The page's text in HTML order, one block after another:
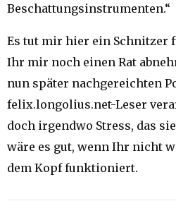
Beschattungsinstrumenten.“
Es tut mir hier ein Schnitzer
Ihr mir noch einen Rat
nun später nachgereichten
felix.longolius.net-Leser
doch irgendwo Stress, das
wäre es gut, wenn Ihr nicht
dem Kopf funktioniert.